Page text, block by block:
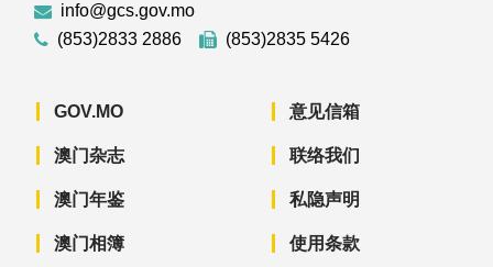
info@gcs.gov.mo
(853)2833 2886
(853)2835 5426
GOV.MO
澳门杂志
澳门年鉴
澳门相簿
意见信箱
联络我们
私隐声明
使用条款